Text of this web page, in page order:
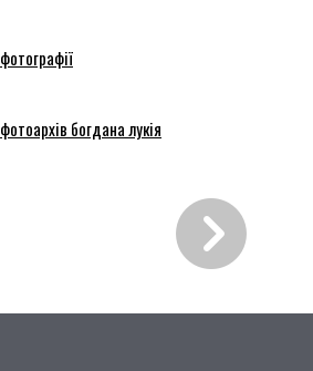
фотографії
фотоархів богдана лукія